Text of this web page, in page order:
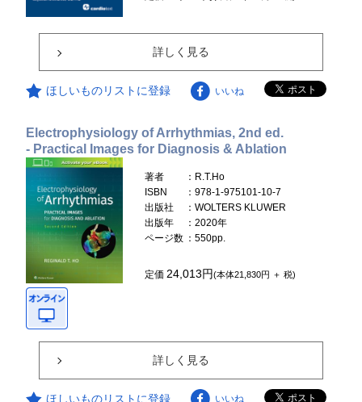
詳しく見る
ほしいものリストに登録 いいね
Electrophysiology of Arrhythmias, 2nd ed.
- Practical Images for Diagnosis & Ablation
著者
：R.T.Ho
ISBN
：978-1-975101-10-7
出版社
：WOLTERS KLUWER
出版年
：2020年
ページ数 ：550pp.
定価24,013円(本体21,830円 ＋ 税)
詳しく見る
ほしいものリストに登録 いいね